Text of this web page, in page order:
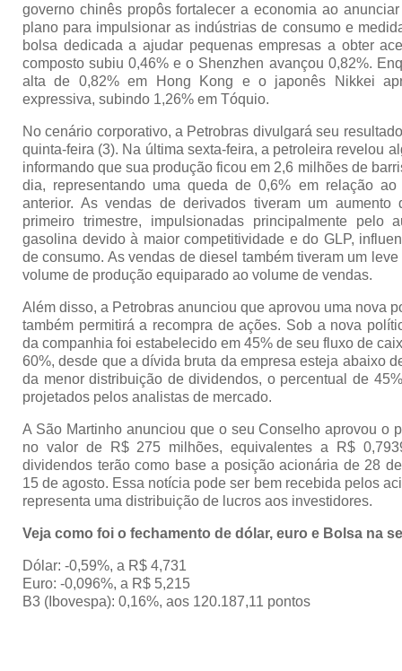
governo chinês propôs fortalecer a economia ao
plano para impulsionar as indústrias de consumo e
bolsa dedicada a ajudar pequenas empresas a obter
composto subiu 0,46% e o Shenzhen avançou 0,82%.
alta de 0,82% em Hong Kong e o japonês Nikkei
expressiva, subindo 1,26% em Tóquio.
No cenário corporativo, a Petrobras divulgará seu
quinta-feira (3). Na última sexta-feira, a petroleira revelou
informando que sua produção ficou em 2,6 milhões de
dia, representando uma queda de 0,6% em relação
anterior. As vendas de derivados tiveram um
primeiro trimestre, impulsionadas principalmente pelo
gasolina devido à maior competitividade e do GLP,
de consumo. As vendas de diesel também tiveram um
volume de produção equiparado ao volume de vendas.
Além disso, a Petrobras anunciou que aprovou uma nova
também permitirá a recompra de ações. Sob a nova
da companhia foi estabelecido em 45% de seu fluxo de
60%, desde que a dívida bruta da empresa esteja abaixo
da menor distribuição de dividendos, o percentual de
projetados pelos analistas de mercado.
A São Martinho anunciou que o seu Conselho aprovou o
no valor de R$ 275 milhões, equivalentes a R$
dividendos terão como base a posição acionária de 28
15 de agosto. Essa notícia pode ser bem recebida pelos
representa uma distribuição de lucros aos investidores.
Veja como foi o fechamento de dólar, euro e Bolsa na
Dólar: -0,59%, a R$ 4,731
Euro: -0,096%, a R$ 5,215
B3 (Ibovespa): 0,16%, aos 120.187,11 pontos